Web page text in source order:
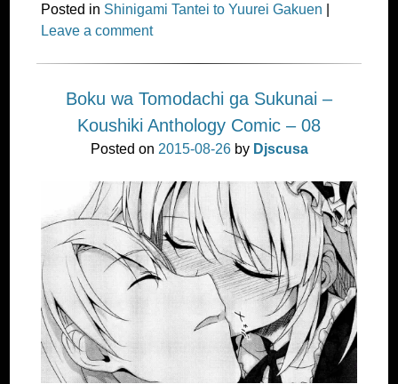
Posted in Shinigami Tantei to Yuurei Gakuen
Leave a comment
Boku wa Tomodachi ga Sukunai –
Koushiki Anthology Comic – 08
Posted on 2015-08-26by Djscusa